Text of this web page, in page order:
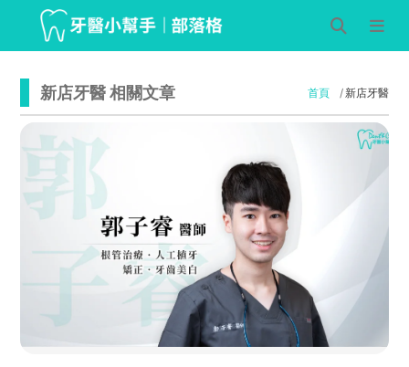
新店牙醫 相關文章 首頁 新店牙醫